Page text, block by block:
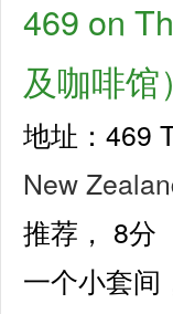
469 on
及咖啡馆）
地址：469
New
推荐， 8分
一个小套间